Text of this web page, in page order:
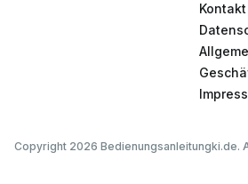
Kontakt
Copyright 2026 Bedienungsanleitungki.de.